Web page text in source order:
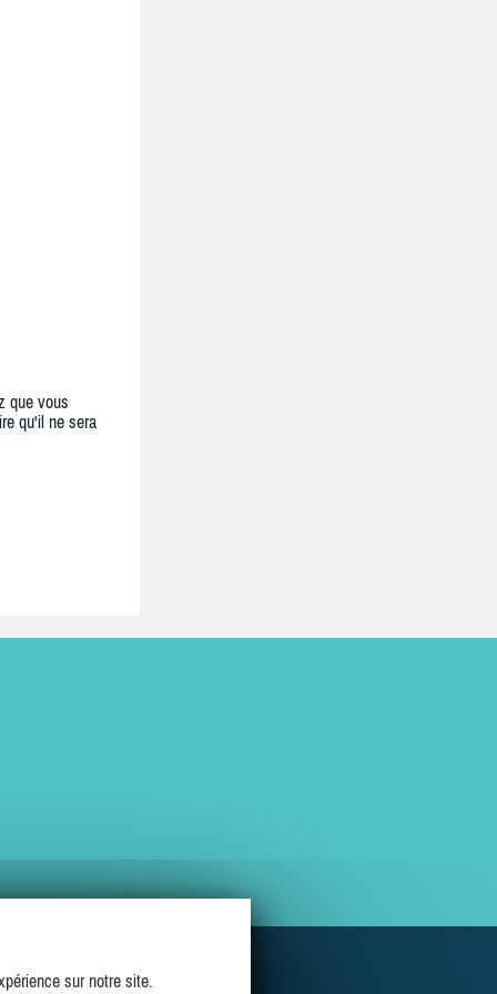
que vous
qu'il ne sera
sur notre site.